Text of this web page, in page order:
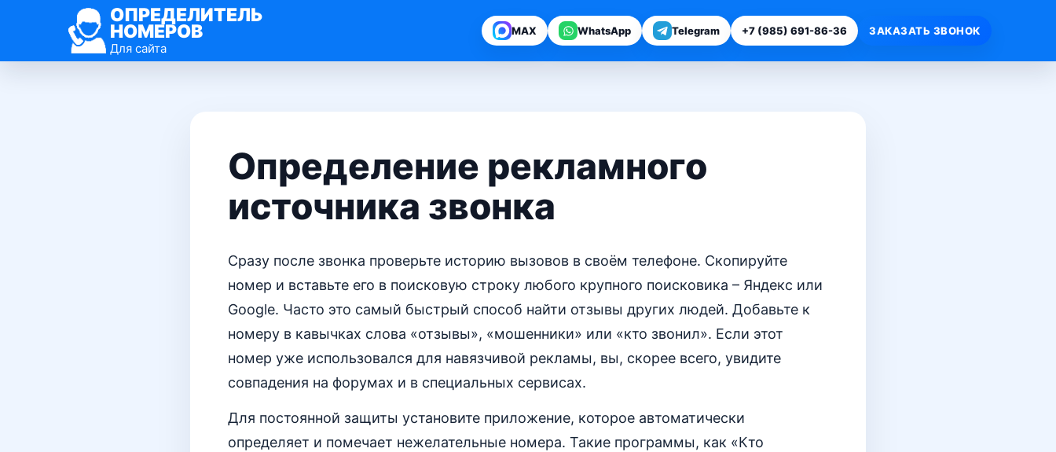
ОПРЕДЕЛИТЕЛЬ
НОМЕРОВ
Для сайта
MAX WhatsApp Telegram +7 (985) 691-86-36 ЗАКАЗАТЬ ЗВОНОК
Определение рекламного
источника звонка
Сразу после звонка проверьте историю вызовов в своём телефоне. Скопируйте
номер и вставьте его в поисковую строку любого крупного поисковика – Яндекс или
Google. Часто это самый быстрый способ найти отзывы других людей. Добавьте к
номеру в кавычках слова «отзывы», «мошенники» или «кто звонил». Если этот
номер уже использовался для навязчивой рекламы, вы, скорее всего, увидите
совпадения на форумах и в специальных сервисах.
Для постоянной защиты установите приложение, которое автоматически
определяет и помечает нежелательные номера. Такие программы, как «Кто